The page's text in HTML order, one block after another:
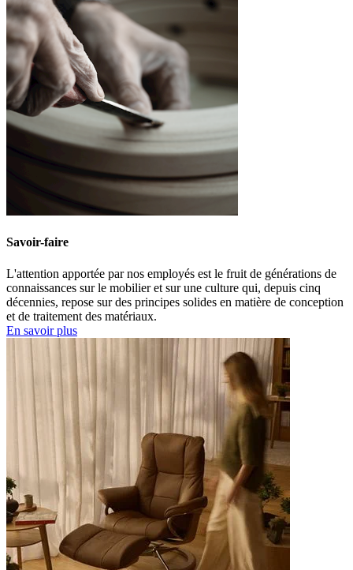
Savoir-faire
L'attention apportée par nos employés est le fruit de générations de
connaissances sur le mobilier et sur une culture qui, depuis cinq
décennies, repose sur des principes solides en matière de conception
et de traitement des matériaux.
En savoir plus